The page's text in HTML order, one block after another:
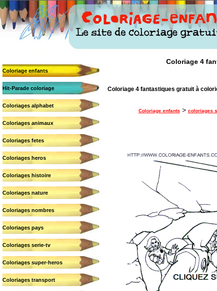
Coloriage enfants
Hit-Parade coloriage
Coloriages alphabet
Coloriages animaux
Coloriages fetes
Coloriages heros
Coloriages histoire
Coloriages nature
Coloriages nombres
Coloriages pays
Coloriages serie-tv
Coloriages super-heros
Coloriages transport
Coloriage 4
Coloriage 4 fantastiques gratuit à
Coloriage enfants > coloriages